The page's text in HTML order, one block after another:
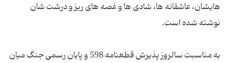
هایشان، عاشقانه ها، شادی ها و غصه های ریز و درشت شان
نوشته شده است.
به مناسبت سالروز پذیرش قطعنامه 598 و پایان رسمی جنگ میان